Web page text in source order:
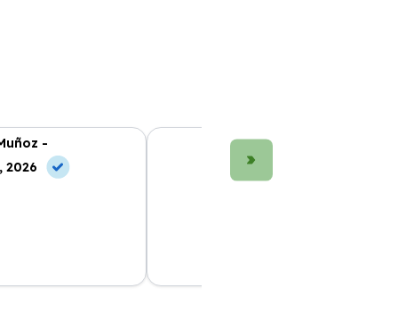
-
2026
María López -
10 Jun, 2026